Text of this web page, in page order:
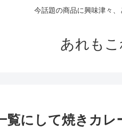
今話題の商品に興味津々
あれも
覧にして焼きカレ